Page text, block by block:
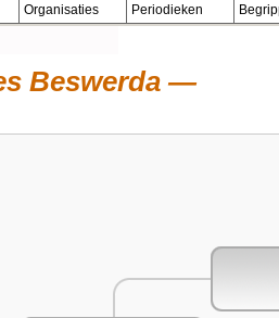
Organisaties Periodieken
Beswerda